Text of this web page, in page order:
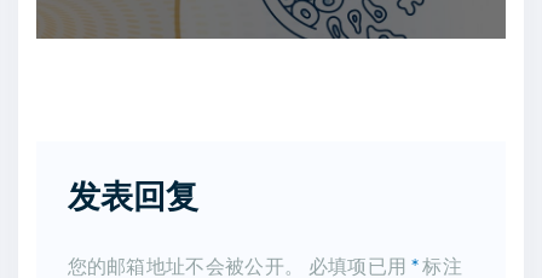
发表回复
您的邮箱地址不会被公开。 必填项已用 *标注